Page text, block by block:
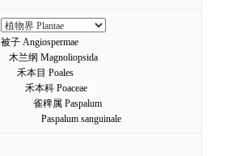
被子 Angiospermae
木兰纲 Magnoliopsida
禾本目 Poales
禾本科 Poaceae
雀稗属 Paspalum
Paspalum sanguinale